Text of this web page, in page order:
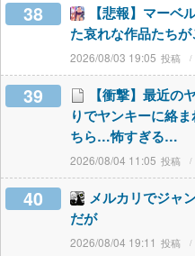
38
【悲報】マーベ
た哀れな作品たち
2026/08/03 19:05
39
【衝撃】最近の
りでヤンキーに絡
ちら…怖すぎる…
2026/08/04 11:05
40
メルカリでジャ
だが
2026/08/04 19:11